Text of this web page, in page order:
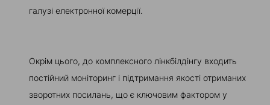
галузі електронної комерції.
Окрім цього, до комплексного лінкбілдінгу входить
постійний моніторинг і підтримання якості отриманих
зворотних посилань, що є ключовим фактором у